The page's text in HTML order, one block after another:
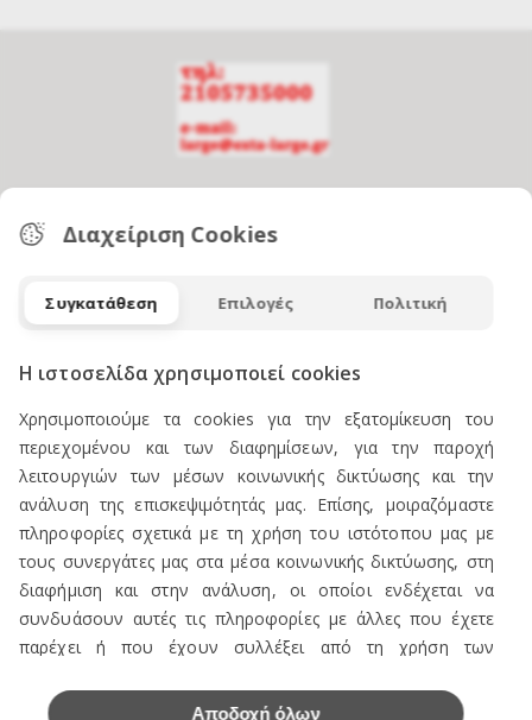
Ανδρική Ενδυση
Γυναικεία Ένδυση
Υποδήματα
Εσώρουχα Ανδρικά
Εσώρουχα Γυναικεία
Αξεσουάρ Ανδρικά
Αξεσουάρ Γυναικεία
Διαχείριση Cookies
Συγκατάθεση Επιλογές Πολιτική
Η ιστοσελίδα χρησιμοποιεί cookies
Χρησιμοποιούμε τα cookies για την εξατομίκευση του
περιεχομένου και των διαφημίσεων, για την παροχή
λειτουργιών των μέσων κοινωνικής δικτύωσης και την
ανάλυση της επισκεψιμότητάς μας. Επίσης, μοιραζόμαστε
πληροφορίες σχετικά με τη χρήση του ιστότοπου μας με
τους συνεργάτες μας στα μέσα κοινωνικής δικτύωσης, στη
διαφήμιση και στην ανάλυση, οι οποίοι ενδέχεται να
συνδυάσουν αυτές τις πληροφορίες με άλλες που έχετε
παρέχει ή που έχουν συλλέξει από τη χρήση των
Αποδοχή όλων